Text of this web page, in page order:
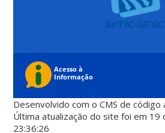
Desenvolvido com o CMS de
Última atualização do site foi em
23:36:26